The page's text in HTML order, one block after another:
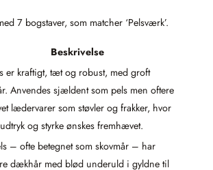
7 bogstaver, som matcher ‘Pelsværk’.
Beskrivelse
er kraftigt, tæt og robust, med groft
Anvendes sjældent som pels men oftere
lædervarer som støvler og frakker, hvor
og styrke ønskes fremhævet.
– ofte betegnet som skovmår – har
dækhår med blød underuld i gyldne til